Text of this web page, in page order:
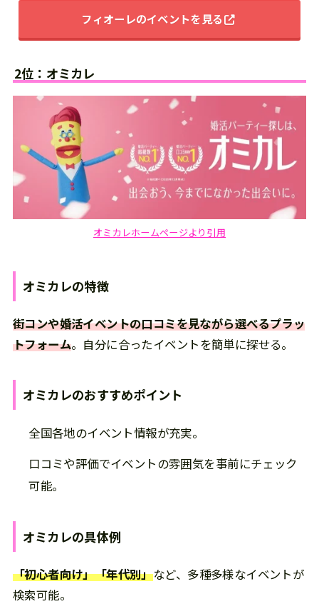
フィオーレのイベントを見る
2位：オミカレ
オミカレホームページより引用
オミカレの特徴
街コンや婚活イベントの口コミを見ながら選べるプラッ
トフォーム。自分に合ったイベントを簡単に探せる。
オミカレのおすすめポイント
全国各地のイベント情報が充実。
口コミや評価でイベントの雰囲気を事前にチェック
可能。
オミカレの具体例
「初心者向け」「年代別」など、多種多様なイベントが
検索可能。